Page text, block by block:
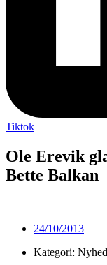
Tiktok
Ole Erevik
Bette Balkan
24/10/2013
Kategori: Nyhed